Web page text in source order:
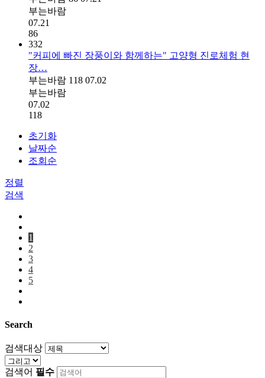
부는바람
07.21
86
332
"커피에 빠진 장풍이와 함께하는" 고양형 진로체험 현
장…
부는바람 118 07.02
부는바람
07.02
118
초기화
날짜순
조회순
정렬
검색
1
2
3
4
5
Search
검색대상
검색어 필수